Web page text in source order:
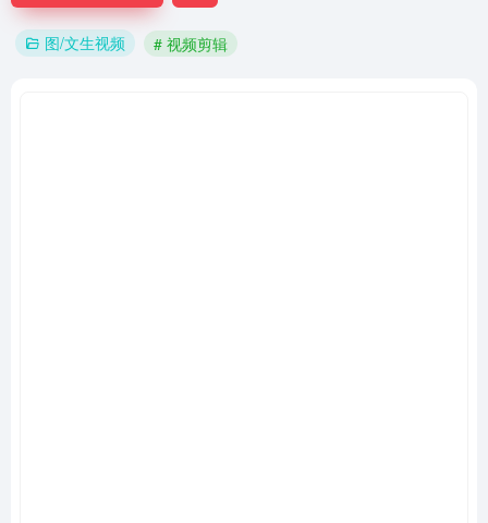
图/文生视频 # 视频剪辑